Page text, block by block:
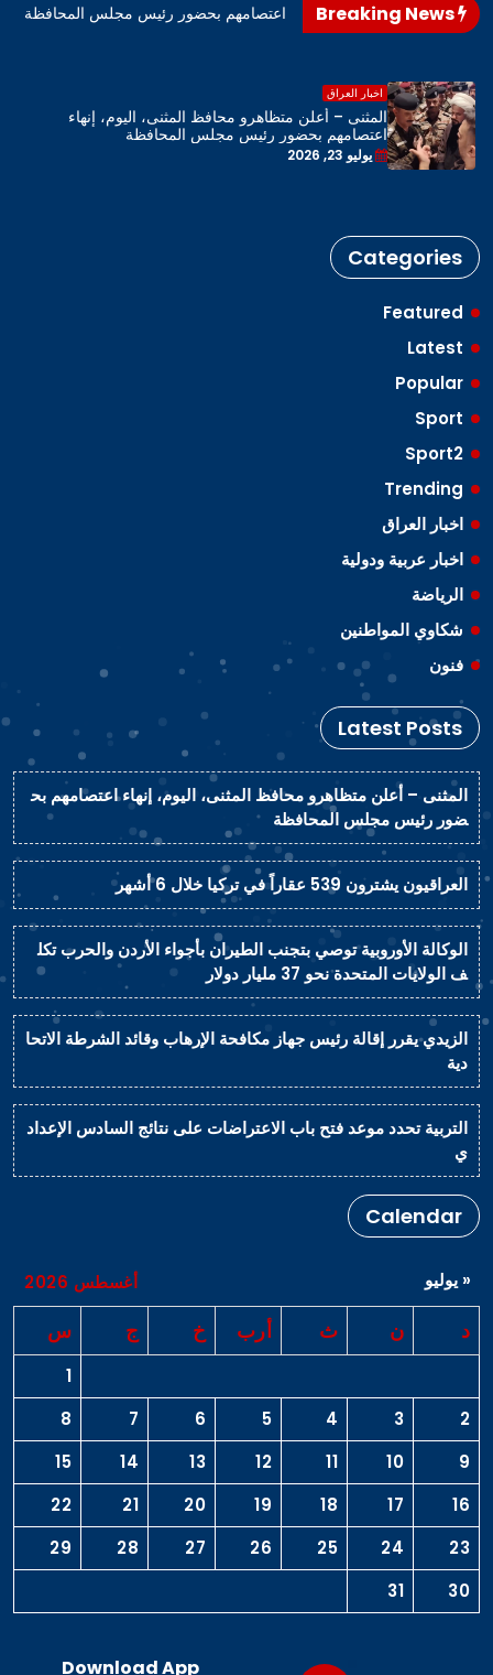
محافظ المثنى، اليوم، إنهاء اعتصامهم بحضور رئيس مجلس المحافظة
اخبار العراق
المثنى – أعلن متظاهرو محافظ المثنى، اليوم، إنهاء
اعتصامهم بحضور رئيس مجلس المحافظة
يوليو 23, 2026
Categories
Featured
Latest
Popular
Sport
Sport2
Trending
اخبار العراق
اخبار عربية ودولية
الرياضة
شكاوي المواطنين
فنون
Latest Posts
المثنى – أعلن متظاهرو محافظ المثنى، اليوم، إنهاء اعتصامهم بح
ضور رئيس مجلس المحافظة
العراقيون يشترون 539 عقاراً في تركيا خلال 6 أشهر
الوكالة الأوروبية توصي بتجنب الطيران بأجواء الأردن والحرب تكل
ف الولايات المتحدة نحو 37 مليار دولار
الزيدي يقرر إقالة رئيس جهاز مكافحة الإرهاب وقائد الشرطة الاتحا
دية
التربية تحدد موعد فتح باب الاعتراضات على نتائج السادس الإعداد
ي
Calendar
أغسطس 2026
د ن ث أرب خ ج س
1
2
3
4
5
6
7
8
9
10
11
12
13
14
15
16
17
18
19
20
21
22
23
24
25
26
27
28
29
30
31
« يوليو
Download App